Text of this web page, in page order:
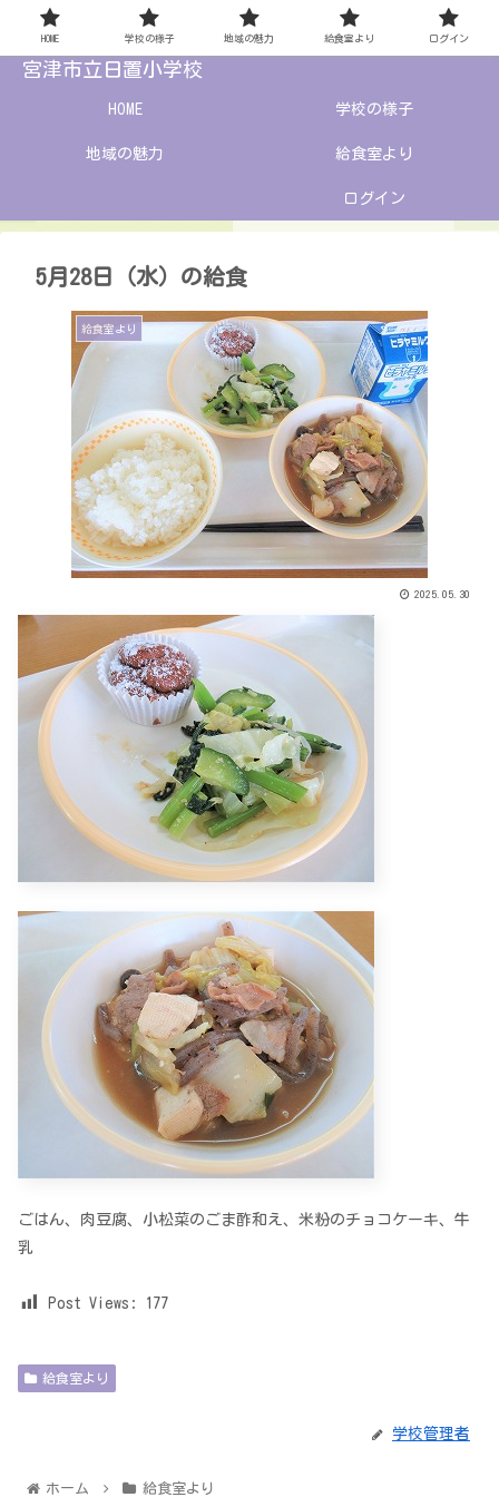
宮津市立日置小学校
HOME 学校の様子
地域の魅力 給食室より
ログイン
5月28日（水）の給食
給食室より
2025.05.30
ごはん、肉豆腐、小松菜のごま酢和え、米粉のチョコケーキ、牛
乳
Post Views: 177
給食室より
学校管理者
ホーム 給食室より
HOME 学校の様子 地域の魅力 給食室より ログイン